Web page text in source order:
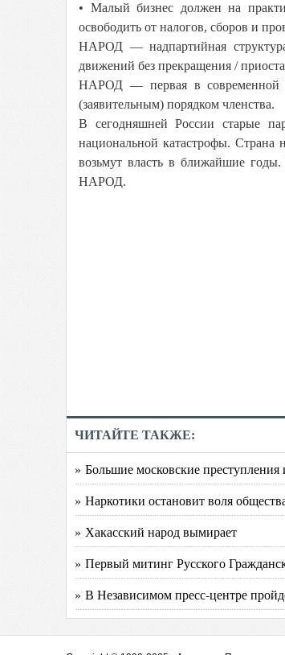
• Малый бизнес должен на
освободить от налогов, сборов и
НАРОД — надпартийная
движений без прекращения /
НАРОД — первая в современной
(заявительным) порядком членства.
В сегодняшней России старые
национальной катастрофы. Страна
возьмут власть в ближайшие
НАРОД.
ЧИТАЙТЕ ТАКЖЕ:
» Большие московские
» Наркотики остановит воля
» Хакасский народ вымирает
» Первый митинг Русского
» В Независимом пресс-центре